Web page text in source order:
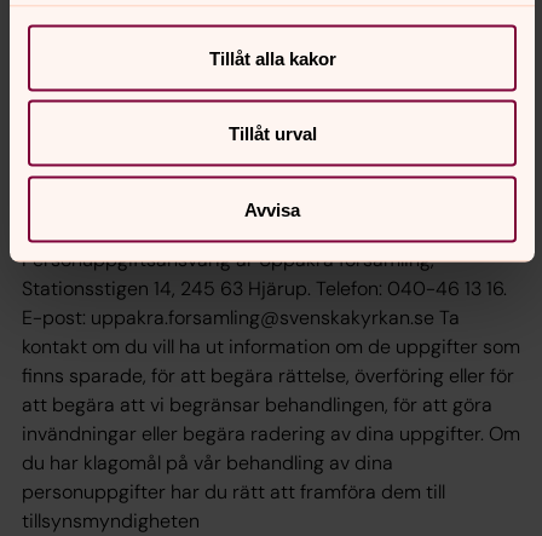
Tillåt alla kakor
Tillåt urval
Avvisa
administrera en intresseanmälan om medlemskap
behöver vi personnummer och kontaktuppgifter.
Personuppgifter hanteras i vårt digitala
tillhörig Svenska kyrkan. Personuppgifter säljs inte vidare
och delas inte utanför Svenska kyrkan så länge Uppåkra
församling inte är skyldiga att göra så enligt lag.
Personuppgiftsansvarig är Uppåkra församling,
Stationsstigen 14, 245 63 Hjärup. Telefon: 040-46 13 16.
E-post: uppakra.forsamling@svenskakyrkan.se Ta
kontakt om du vill ha ut information om de uppgifter som
finns sparade, för att begära rättelse, överföring eller för
att begära att vi begränsar behandlingen, för att göra
invändningar eller begära radering av dina uppgifter. Om
du har klagomål på vår behandling av dina
personuppgifter har du rätt att framföra dem till
tillsynsmyndigheten